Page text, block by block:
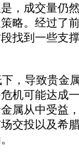
，成交量仍
略。经过了
找到一些支
导致贵金
机可能达成
属从中受益
交投以及希